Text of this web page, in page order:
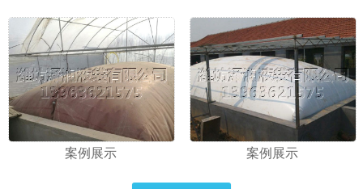
案例展示 案例展示